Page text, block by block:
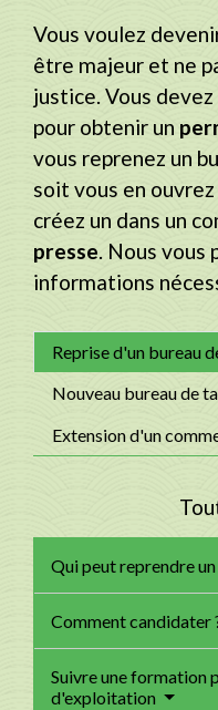
Vous voulez
être majeur et ne
justice. Vous
pour obtenir un
vous reprenez un
soit vous en
créez un dans un
presse . Nous
informations
Reprise d'un bureau
Nouveau bureau de
Extension d'un
Qui peut reprendre
Comment candidater
Suivre une formation
d'exploitation